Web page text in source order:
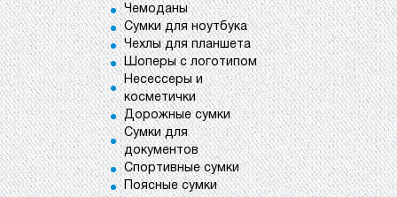
Чемоданы
Сумки для ноутбука
Чехлы для планшета
Шоперы с логотипом
Несессеры и
косметички
Дорожные сумки
Сумки для
документов
Спортивные сумки
Поясные сумки